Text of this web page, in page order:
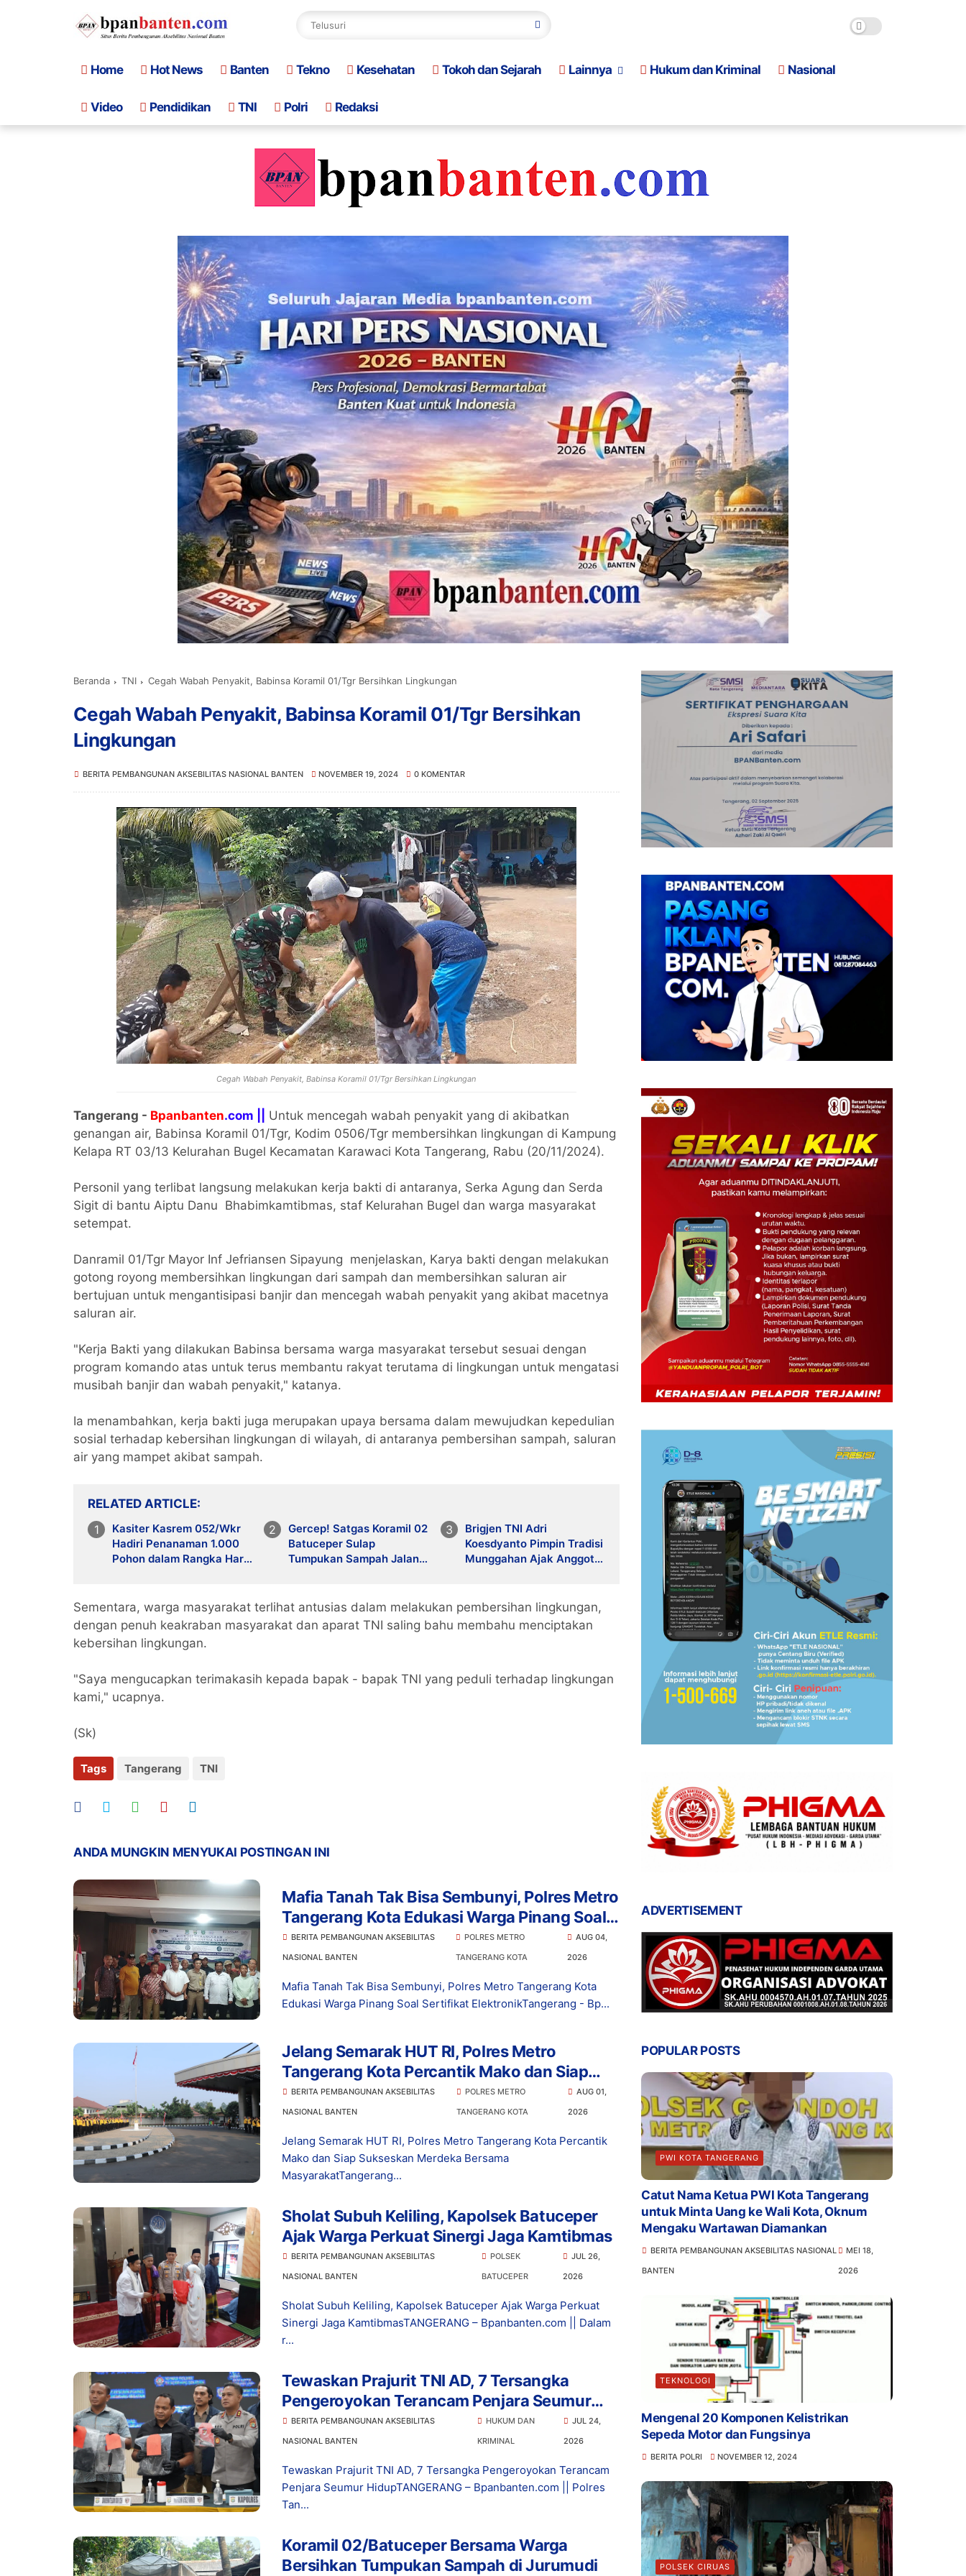
Home Hot News Banten Tekno Kesehatan Tokoh dan Sejarah Lainnya Hukum dan Kriminal Nasional
Video Pendidikan TNI Polri Redaksi
Beranda TNI Cegah Wabah Penyakit, Babinsa Koramil 01/Tgr Bersihkan Lingkungan
Cegah Wabah Penyakit, Babinsa Koramil 01/Tgr Bersihkan
Lingkungan
BERITA PEMBANGUNAN AKSEBILITAS NASIONAL BANTEN NOVEMBER 19, 2024 0 KOMENTAR
Cegah Wabah Penyakit, Babinsa Koramil 01/Tgr Bersihkan Lingkungan
Tangerang - Bpanbanten.com ||
Untuk mencegah wabah penyakit yang di akibatkan
genangan air, Babinsa Koramil 01/Tgr, Kodim 0506/Tgr membersihkan lingkungan di Kampung
Kelapa RT 03/13 Kelurahan Bugel Kecamatan Karawaci Kota Tangerang, Rabu (20/11/2024).
Personil yang terlibat langsung melakukan kerja bakti di antaranya, Serka Agung dan Serda
Sigit di bantu Aiptu Danu Bhabimkamtibmas, staf Kelurahan Bugel dan warga masyarakat
setempat.
Danramil 01/Tgr Mayor Inf Jefriansen Sipayung menjelaskan, Karya bakti dengan melakukan
gotong royong membersihkan lingkungan dari sampah dan membersihkan saluran air
bertujuan untuk mengantisipasi banjir dan mencegah wabah penyakit yang akibat macetnya
saluran air.
"Kerja Bakti yang dilakukan Babinsa bersama warga masyarakat tersebut sesuai dengan
program komando atas untuk terus membantu rakyat terutama di lingkungan untuk mengatasi
musibah banjir dan wabah penyakit," katanya.
Ia menambahkan, kerja bakti juga merupakan upaya bersama dalam mewujudkan kepedulian
sosial terhadap kebersihan lingkungan di wilayah, di antaranya pembersihan sampah, saluran
air yang mampet akibat sampah.
RELATED ARTICLE
Kasiter Kasrem 052/Wkr
Hadiri Penanaman 1.000
Pohon dalam Rangka Hari
Gercep! Satgas Koramil 02
Batuceper Sulap
Tumpukan Sampah Jalan
Brigjen TNI Adri
Koesdyanto Pimpin Tradisi
Munggahan Ajak Anggota
Hati Bersih
Sementara, warga masyarakat terlihat antusias dalam melakukan pembersihan lingkungan,
dengan penuh keakraban masyarakat dan aparat TNI saling bahu membahu menciptakan
kebersihan lingkungan.
"Saya mengucapkan terimakasih kepada bapak - bapak TNI yang peduli terhadap lingkungan
kami," ucapnya.
(Sk)
Tags Tangerang TNI
ANDA MUNGKIN MENYUKAI POSTINGAN INI
Mafia Tanah Tak Bisa Sembunyi, Polres Metro
Tangerang Kota Edukasi Warga Pinang Soal
Sertifikat Elektronik
BERITA PEMBANGUNAN AKSEBILITAS
NASIONAL BANTEN
POLRES METRO
TANGERANG KOTA
AUG 04,
2026
Mafia Tanah Tak Bisa Sembunyi, Polres Metro Tangerang Kota
Edukasi Warga Pinang Soal Sertifikat ElektronikTangerang - Bp...
Jelang Semarak HUT RI, Polres Metro
Tangerang Kota Percantik Mako dan Siap
Sukseskan Merdeka Bersama Masyarakat
BERITA PEMBANGUNAN AKSEBILITAS
NASIONAL BANTEN
POLRES METRO
TANGERANG KOTA
AUG 01,
2026
Jelang Semarak HUT RI, Polres Metro Tangerang Kota Percantik
Mako dan Siap Sukseskan Merdeka Bersama
MasyarakatTangerang...
Sholat Subuh Keliling, Kapolsek Batuceper
Ajak Warga Perkuat Sinergi Jaga Kamtibmas
BERITA PEMBANGUNAN AKSEBILITAS
NASIONAL BANTEN
POLSEK
BATUCEPER
JUL 26,
2026
Sholat Subuh Keliling, Kapolsek Batuceper Ajak Warga Perkuat
Sinergi Jaga KamtibmasTANGERANG – Bpanbanten.com || Dalam
r...
Tewaskan Prajurit TNI AD, 7 Tersangka
Pengeroyokan Terancam Penjara Seumur
Hidup
BERITA PEMBANGUNAN AKSEBILITAS
NASIONAL BANTEN
HUKUM DAN
KRIMINAL
JUL 24,
2026
Tewaskan Prajurit TNI AD, 7 Tersangka Pengeroyokan Terancam
Penjara Seumur HidupTANGERANG – Bpanbanten.com || Polres
Tan...
Koramil 02/Batuceper Bersama Warga
Bersihkan Tumpukan Sampah di Jurumudi
ADVERTISEMENT
POPULAR POSTS
PWI KOTA TANGERANG
Catut Nama Ketua PWI Kota Tangerang
untuk Minta Uang ke Wali Kota, Oknum
Mengaku Wartawan Diamankan
BERITA PEMBANGUNAN AKSEBILITAS NASIONAL
BANTEN
MEI 18,
2026
TEKNOLOGI
Mengenal 20 Komponen Kelistrikan
Sepeda Motor dan Fungsinya
BERITA POLRI NOVEMBER 12, 2024
POLSEK CIRUAS